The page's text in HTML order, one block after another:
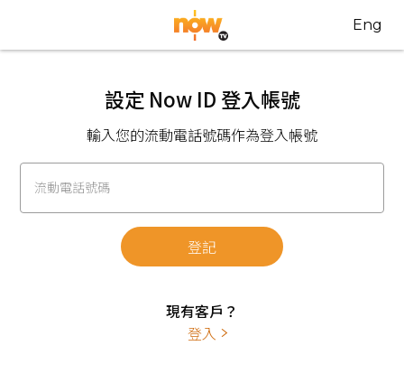
Eng
設定 Now ID 登入帳號
輸入您的流動電話號碼作為登入帳號
流動電話號碼
登記
現有客戶？
登入